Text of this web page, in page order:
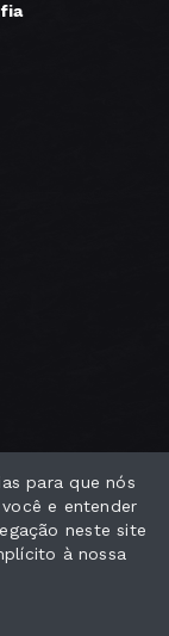
para que nós
e entender
neste site
à nossa